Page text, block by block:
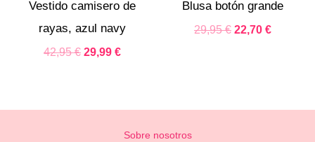
Vestido camisero de
rayas, azul navy
42,95€ 29,99 €
Blusa botón grande
29,95€ 22,70 €
Sobre nosotros